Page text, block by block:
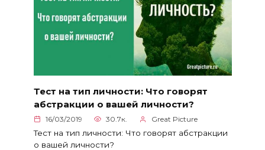
Тест на тип личности: Что говорят
абстракции о вашей личности?
16/03/2019 30.7к. Great Picture
Тест на тип личности: Что говорят абстракции
о вашей личности?